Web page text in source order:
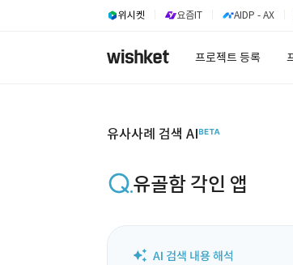
위시켓 요즘IT AIDP - AX
프로젝트 등록
유사사례 검색 AI
유골함 각인 앱